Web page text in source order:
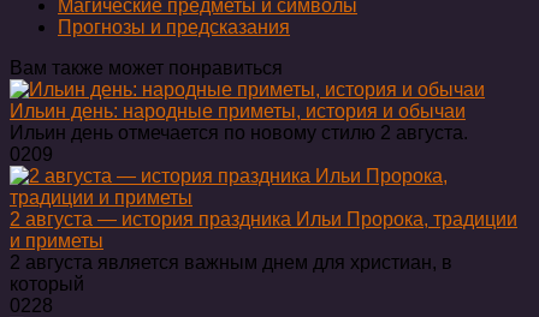
Магические предметы и символы
Прогнозы и предсказания
Вам также может понравиться
Ильин день: народные приметы, история и обычаи
Ильин день отмечается по новому стилю 2 августа.
0209
2 августа — история праздника Ильи Пророка, традиции
и приметы
2 августа является важным днем для христиан, в
который
0228